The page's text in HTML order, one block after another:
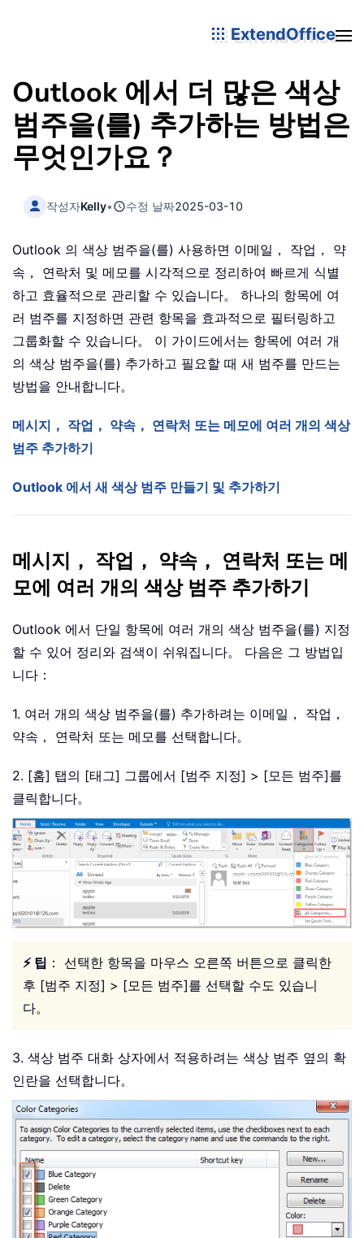
ExtendOffice
Outlook 에서 더 많은 색상
범주을(를) 추가하는 방법은
무엇인가요？
작성자Kelly• 수정 날짜2025-03-10
Outlook 의 색상 범주을(를) 사용하면 이메일， 작업， 약
속， 연락처 및 메모를 시각적으로 정리하여 빠르게 식별
하고 효율적으로 관리할 수 있습니다。 하나의 항목에 여
러 범주를 지정하면 관련 항목을 효과적으로 필터링하고
그룹화할 수 있습니다。 이 가이드에서는 항목에 여러 개
의 색상 범주을(를) 추가하고 필요할 때 새 범주를 만드는
방법을 안내합니다。
메시지， 작업， 약속， 연락처 또는 메모에 여러 개의 색상
범주 추가하기
Outlook 에서 새 색상 범주 만들기 및 추가하기
메시지， 작업， 약속， 연락처 또는 메
모에 여러 개의 색상 범주 추가하기
Outlook 에서 단일 항목에 여러 개의 색상 범주을(를) 지정
할 수 있어 정리와 검색이 쉬워집니다。 다음은 그 방법입
니다：
1. 여러 개의 색상 범주을(를) 추가하려는 이메일， 작업，
약속， 연락처 또는 메모를 선택합니다。
2. [홈] 탭의 [태그] 그룹에서 [범주 지정] > [모든 범주]를
클릭합니다。
⚡ 팁 ： 선택한 항목을 마우스 오른쪽 버튼으로 클릭한
후 [범주 지정] > [모든 범주]를 선택할 수도 있습니
다。
3. 색상 범주 대화 상자에서 적용하려는 색상 범주 옆의 확
인란을 선택합니다。